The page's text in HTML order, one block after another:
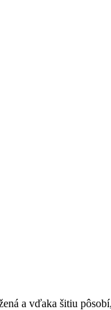
a vďaka šitiu